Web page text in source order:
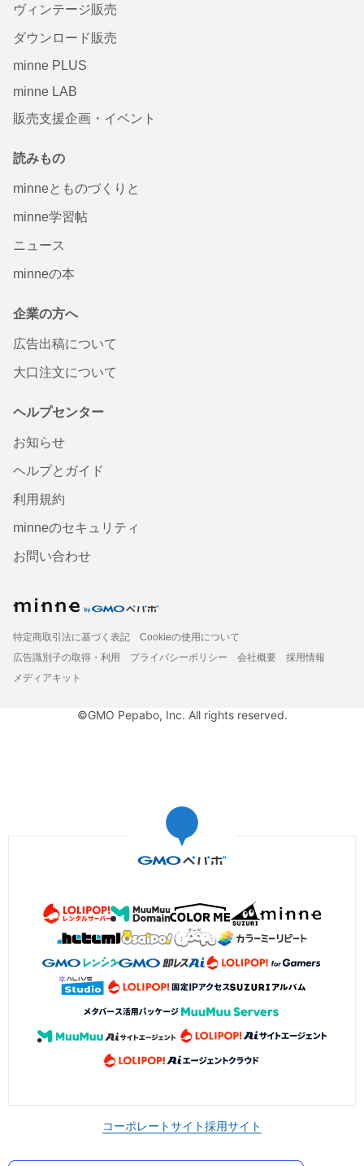
ヴィンテージ販売
ダウンロード販売
minne PLUS
minne LAB
販売支援企画・イベント
読みもの
minneとものづくりと
minne学習帖
ニュース
minneの本
企業の方へ
広告出稿について
大口注文について
ヘルプセンター
お知らせ
ヘルプとガイド
利用規約
minneのセキュリティ
お問い合わせ
特定商取引法に基づく表記
Cookieの使用について
広告識別子の取得・利用
プライバシーポリシー 会社概要
採用情報
メディアキット
©GMO Pepabo, Inc. All rights reserved.
コーポレートサイト採用サイト